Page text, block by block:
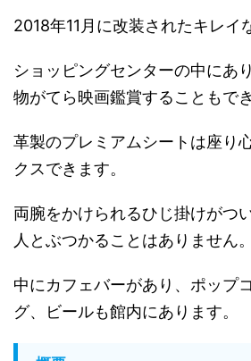
2018年11月に改装されたキレイ
ショッピングセンターの中にあ
物がてら映画鑑賞することもでき
革製のプレミアムシートは座り
クスできます。
両腕をかけられるひじ掛けがつ
人とぶつかることはありません。
中にカフェバーがあり、ポップ
グ、
ビールも館内にあります。